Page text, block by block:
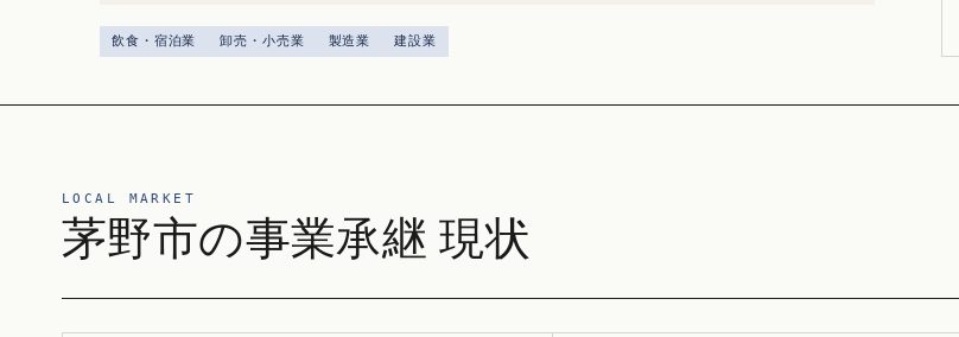
飲食・宿泊業 卸売・小売業 製造業 建設業
LOCAL MARKET
茅野市の事業承継 現状